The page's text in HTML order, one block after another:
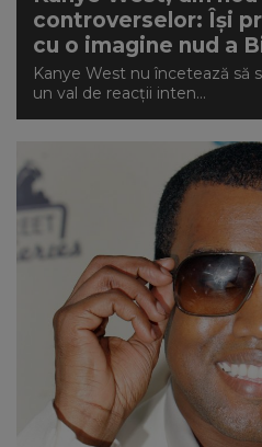
controverselor: Își
cu o imagine nud a
Kanye West nu încetează să
un val de reacții inten...